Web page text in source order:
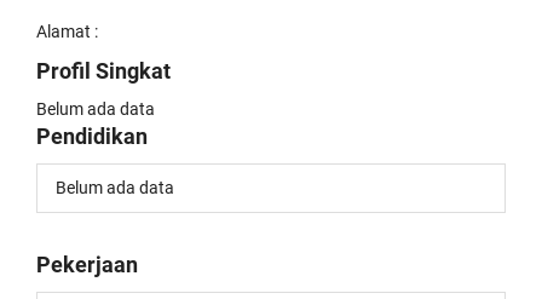
Alamat :
Profil Singkat
Belum ada data
Pendidikan
Belum ada data
Pekerjaan